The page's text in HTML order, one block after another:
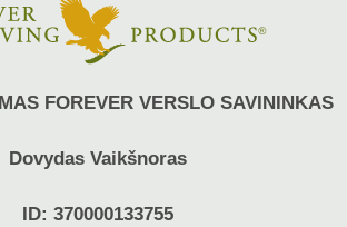
FOREVER VERSLO SAVININKAS
Dovydas Vaikšnoras
ID: 370000133755